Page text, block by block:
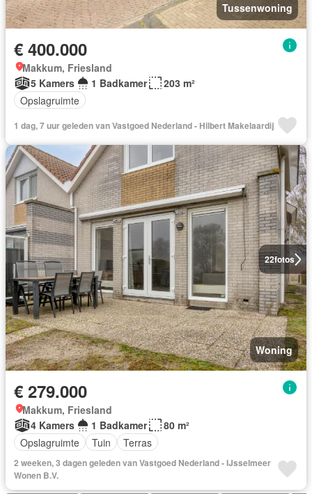
Tussenwoning
€ 400.000
Makkum, Friesland
5 Kamers
1 Badkamer
203 m²
Opslagruimte
1 dag, 7 uur geleden van Vastgoed Nederland - Hilbert Makelaardij
22fotos
Woning
€ 279.000
Makkum, Friesland
4 Kamers
1 Badkamer
80 m²
Opslagruimte
Tuin Terras
2 weeken, 3 dagen geleden van Vastgoed Nederland - IJsselmeer
Wonen B.V.